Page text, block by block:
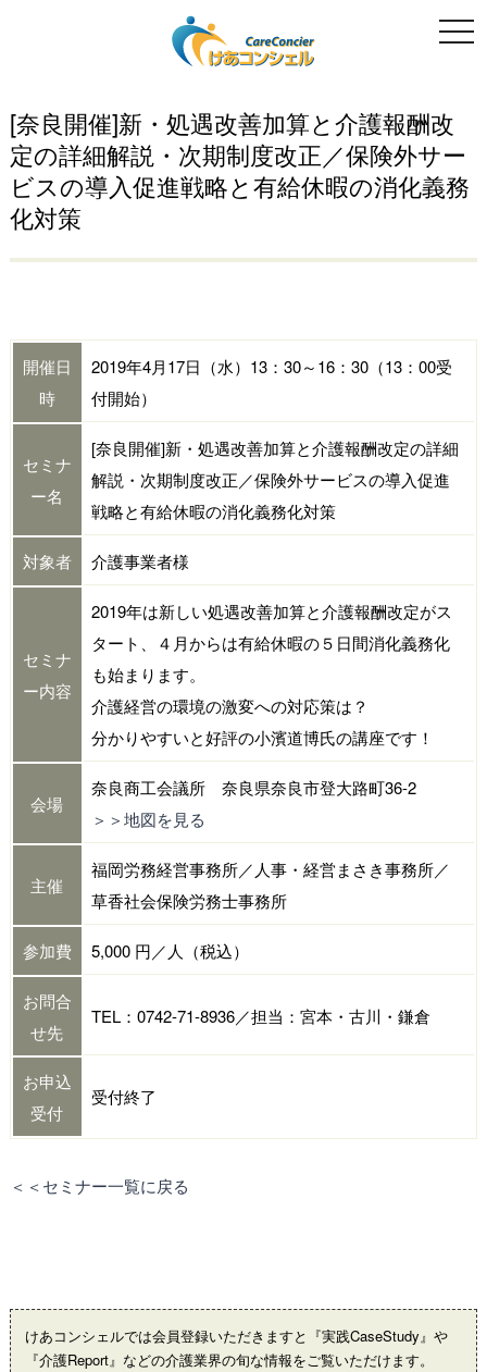
[奈良開催]新・処遇改善加算と介護報酬改
定の詳細解説・次期制度改正／保険外サー
ビスの導入促進戦略と有給休暇の消化義務
化対策
開催日
時
2019年4月17日（水）13：30～16：30（13：00受
付開始）
セミナ
ー名
[奈良開催]新・処遇改善加算と介護報酬改定の詳細
解説・次期制度改正／保険外サービスの導入促進
戦略と有給休暇の消化義務化対策
対象者 介護事業者様
セミナ
ー内容
2019年は新しい処遇改善加算と介護報酬改定がス
タート、４月からは有給休暇の５日間消化義務化
も始まります。
介護経営の環境の激変への対応策は？
分かりやすいと好評の小濱道博氏の講座です！
会場
奈良商工会議所 奈良県奈良市登大路町36-2
＞＞地図を見る
主催
福岡労務経営事務所／人事・経営まさき事務所／
草香社会保険労務士事務所
参加費 5,000 円／人（税込）
お問合
せ先
TEL：0742-71-8936／担当：宮本・古川・鎌倉
お申込
受付
受付終了
＜＜セミナー一覧に戻る
けあコンシェルでは会員登録いただきますと『実践CaseStudy』や
『介護Report』などの介護業界の旬な情報をご覧いただけます。